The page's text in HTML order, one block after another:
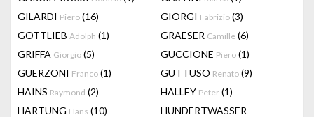
GILARDI Piero (16) GIORGI Fabrizio (3)
GOTTLIEB Adolph (1) GRAESER Camille (6)
GRIFFA Giorgio (5) GUCCIONE Piero (1)
GUERZONI Franco (1) GUTTUSO Renato (9)
HAINS Raymond (2) HALLEY Peter (1)
HARTUNG Hans (10) HUNDERTWASSER